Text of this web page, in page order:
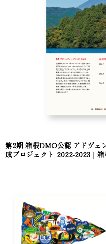
第2期 箱根DMO公認 アドヴェ
成プロジェクト 2022-2023｜